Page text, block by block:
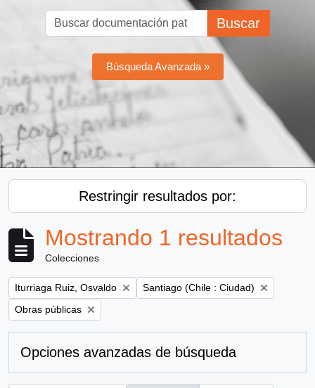
Buscar
Búsqueda Avanzada »
Restringir resultados por:
Mostrando 1 resultados
Colecciones
Remove filter:
Iturriaga Ruiz, Osvaldo Remove filter:
Santiago (Chile : Ciudad)
Remove filter:
Obras públicas
Opciones avanzadas de búsqueda